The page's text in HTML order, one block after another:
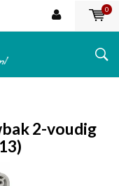
0
2-voudig